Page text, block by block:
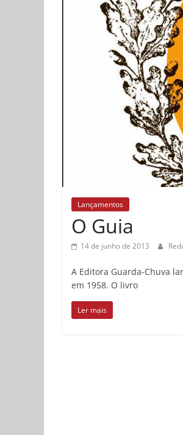
Lançamentos
O Guia
14 de junho de 2013
A Editora Guarda-Chuva
em 1958. O livro
Ler mais